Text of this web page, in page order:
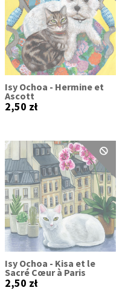
Isy Ochoa - Hermine et
Ascott
2,50 zł
Isy Ochoa - Kisa et le
Sacré Cœur à Paris
2,50 zł